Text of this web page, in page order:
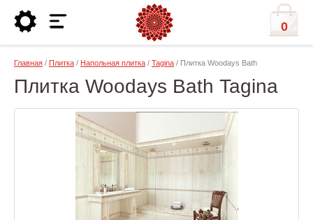
0
Главная / Плитка / Напольная плитка / Tagina / Плитка Woodays Bath
Плитка Woodays Bath Tagina